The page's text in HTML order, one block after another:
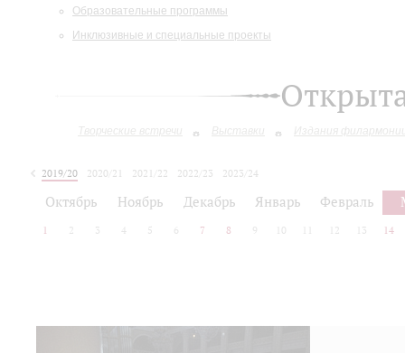
Образовательные программы
Инклюзивные и специальные проекты
Творческие встречи Выставки Издания
2019/20 2020/21 2021/22 2022/23
2023/24
Октябрь Ноябрь Декабрь Январь Февраль
1 2 3 4 5 6 7 8 9 10 12 13 14